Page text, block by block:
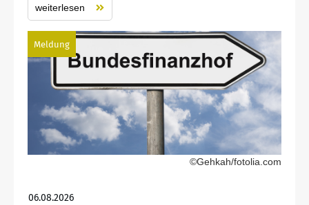
weiterlesen
Meldung
©Gehkah/fotolia.com
06.08.2026